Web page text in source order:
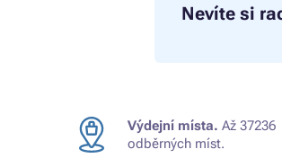
Nevíte si
Výdejní místa. Až 37236
odběrných míst.